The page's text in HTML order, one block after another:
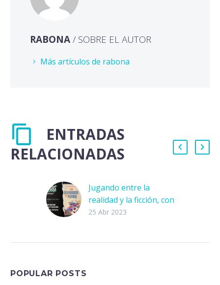
RABONA/ SOBRE EL AUTOR
Más artículos de rabona
ENTRADAS
RELACIONADAS
Jugando entre la
realidad y la ficción, con
Jorge A. Estrada
25 Abr 2023
POPULAR POSTS